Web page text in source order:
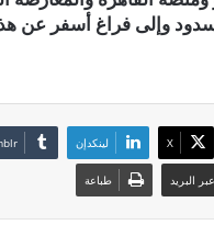
وإلى فراغ أسفر عن هذا
X لينكدإن
البريد طباعة